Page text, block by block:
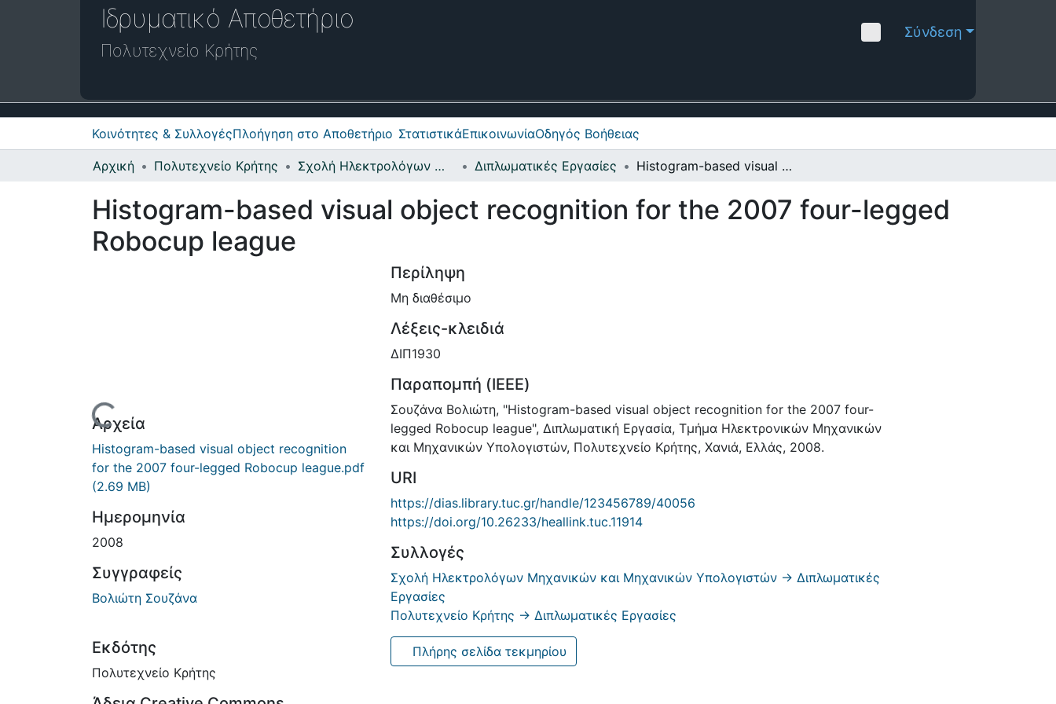
Ιδρυματικό Αποθετήριο
Πολυτεχνείο Κρήτης Σύνδεση
Κοινότητες & ΣυλλογέςΠλοήγηση στο Αποθετήριο ΣτατιστικάΕπικοινωνίαΟδηγός Βοήθειας
Αρχική Πολυτεχνείο Κρήτης Σχολή Ηλεκτρολόγων Μηχανικών και Μηχανικών Υπολογιστών Διπλωματικές Εργασίες Histogram-based visual object recognition for the 2007 four-legged Robocup league
Histogram-based visual object recognition for the 2007 four-legged
Robocup league
Φόρτωση...
Αρχεία
Histogram-based visual object recognition
for the 2007 four-legged Robocup league.pdf
(2.69 MB)
Ημερομηνία
2008
Συγγραφείς
Βολιώτη Σουζάνα
Εκδότης
Πολυτεχνείο Κρήτης
Περίληψη
Μη διαθέσιμο
Λέξεις-κλειδιά
ΔΙΠ1930
Παραπομπή (IEEE)
Σουζάνα Βολιώτη, "Histogram-based visual object recognition for the 2007 four-
legged Robocup league", Διπλωματική Εργασία, Τμήμα Ηλεκτρονικών Μηχανικών
και Μηχανικών Υπολογιστών, Πολυτεχνείο Κρήτης, Χανιά, Ελλάς, 2008.
URI
https://dias.library.tuc.gr/handle/123456789/40056
https://doi.org/10.26233/heallink.tuc.11914
Συλλογές
Σχολή Ηλεκτρολόγων Μηχανικών και Μηχανικών Υπολογιστών -> Διπλωματικές
Εργασίες
Πολυτεχνείο Κρήτης -> Διπλωματικές Εργασίες
Πλήρης σελίδα τεκμηρίου